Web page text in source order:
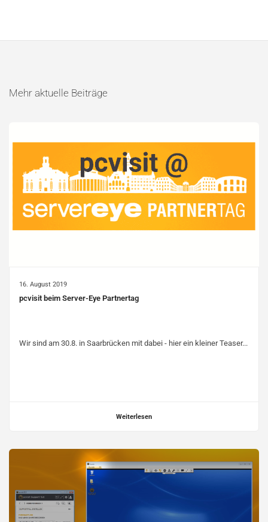
Mehr aktuelle Beiträge
16. August 2019
pcvisit beim Server-Eye Partnertag
Wir sind am 30.8. in Saarbrücken mit dabei - hier ein kleiner Teaser...
Weiterlesen